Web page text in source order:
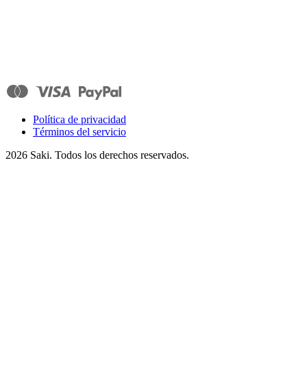
Política de privacidad
Términos del servicio
2026 Saki. Todos los derechos reservados.